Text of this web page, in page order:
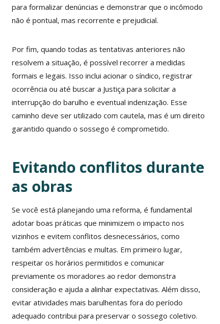
para formalizar denúncias e demonstrar que o incômodo
não é pontual, mas recorrente e prejudicial.
Por fim, quando todas as tentativas anteriores não
resolvem a situação, é possível recorrer a medidas
formais e legais. Isso inclui acionar o síndico, registrar
ocorrência ou até buscar a Justiça para solicitar a
interrupção do barulho e eventual indenização. Esse
caminho deve ser utilizado com cautela, mas é um direito
garantido quando o sossego é comprometido.
Evitando conflitos durante
as obras
Se você está planejando uma reforma, é fundamental
adotar boas práticas que minimizem o impacto nos
vizinhos e evitem conflitos desnecessários, como
também advertências e multas. Em primeiro lugar,
respeitar os horários permitidos e comunicar
previamente os moradores ao redor demonstra
consideração e ajuda a alinhar expectativas. Além disso,
evitar atividades mais barulhentas fora do período
adequado contribui para preservar o sossego coletivo.